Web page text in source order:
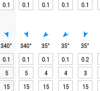
0.1 0.1 0.1 0.1 0.1
340° 340° 35° 35° 35°
0.1
0.1 0.1 0.1 0.2
5
5 4 4 3
15
15 15 15 15